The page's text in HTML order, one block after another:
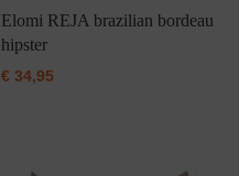
Elomi REJA brazilian bordeau
hipster
€34,95